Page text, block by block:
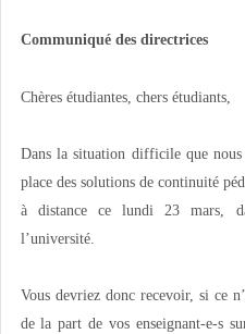
Communiqué des directrices
Chères étudiantes, chers étudiants,
Dans la situation difficile que
place des solutions de continuité
à distance ce lundi 23 mars,
l’université.
Vous devriez donc recevoir, si ce
de la part de vos enseignant-e-s